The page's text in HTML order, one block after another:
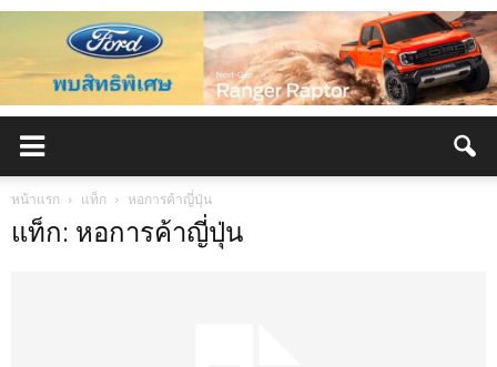
หน้าแรก แท็ก หอการค้าญี่ปุ่น
แท็ก: หอการค้าญี่ปุ่น